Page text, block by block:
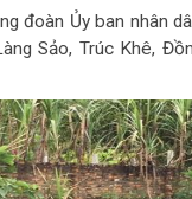
đoàn Ủy ban nhân
Sảo, Trúc Khê,